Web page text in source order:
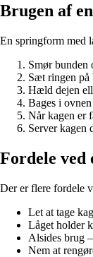
Brugen af
En springform med
Smør bunden
Sæt ringen på
Hæld dejen
Bages i
Når kagen er
Server kagen
Fordele ved
Der er flere fordele
Let at tage
Låget holder
Alsides brug
Nem at